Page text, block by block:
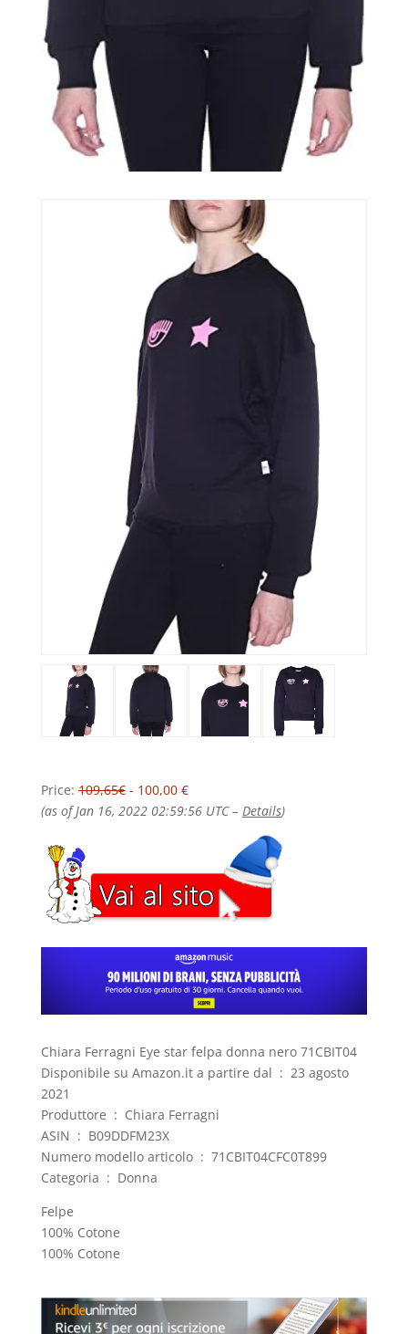
Price:109,65€- 100,00 €
(as of Jan 16, 2022 02:59:56 UTC – Details)
Chiara Ferragni Eye star felpa donna nero 71CBIT04
Disponibile su Amazon.it a partire dal ‏ : ‎ 23 agosto
2021
Produttore ‏ : ‎ Chiara Ferragni
ASIN ‏ : ‎ B09DDFM23X
Numero modello articolo ‏ : ‎ 71CBIT04CFC0T899
Categoria ‏ : ‎ Donna
Felpe
100% Cotone
100% Cotone